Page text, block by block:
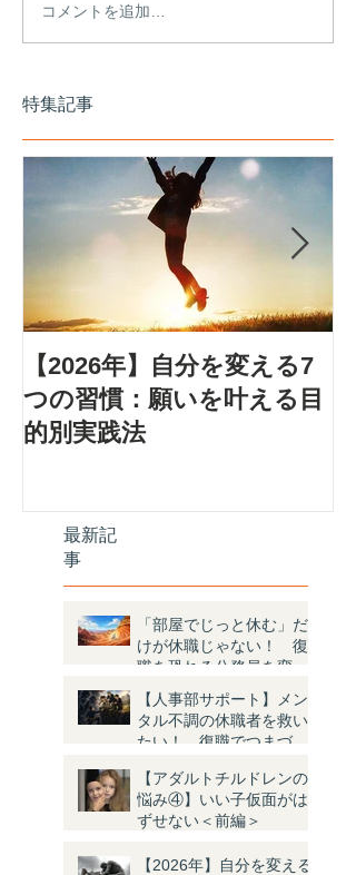
コメントを追加…
特集記事
【2026年】自分を変える7
つの習慣：願いを叶える目
的別実践法
最新記
事
「部屋でじっと休む」だ
けが休職じゃない！ 復
職を恐れる公務員を変え
た「ナニソレ？」体験と
は
【人事部サポート】メン
タル不調の休職者を救い
たい！ 復職でつまづく
【アダルトチルドレンの
悩み④】いい子仮面がは
ずせない＜前編＞
【2026年】自分を変える